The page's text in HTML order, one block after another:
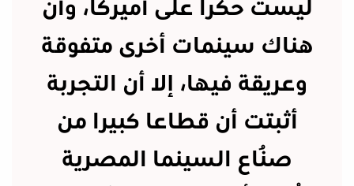
ليست حكرا على أميركا، وأن
هناك سينمات أخرى متفوقة
وعريقة فيها، إلا أن التجربة
أثبتت أن قطاعا كبيرا من
صُناع السينما المصرية